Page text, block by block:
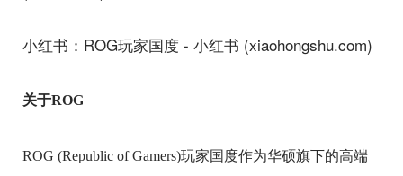
小红书：ROG玩家国度 - 小红书 (xiaohongshu.com)
关于ROG
ROG (Republic of Gamers)玩家国度作为华硕旗下的高端